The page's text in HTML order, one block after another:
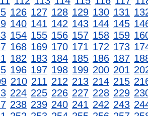
126 127 128 129 130 131
140 141 142 143 144 145
154 155 156 157 158 159
168 169 170 171 172 173
182 183 184 185 186 187
196 197 198 199 200 201
210 211 212 213 214 215
224 225 226 227 228 229
238 239 240 241 242 243